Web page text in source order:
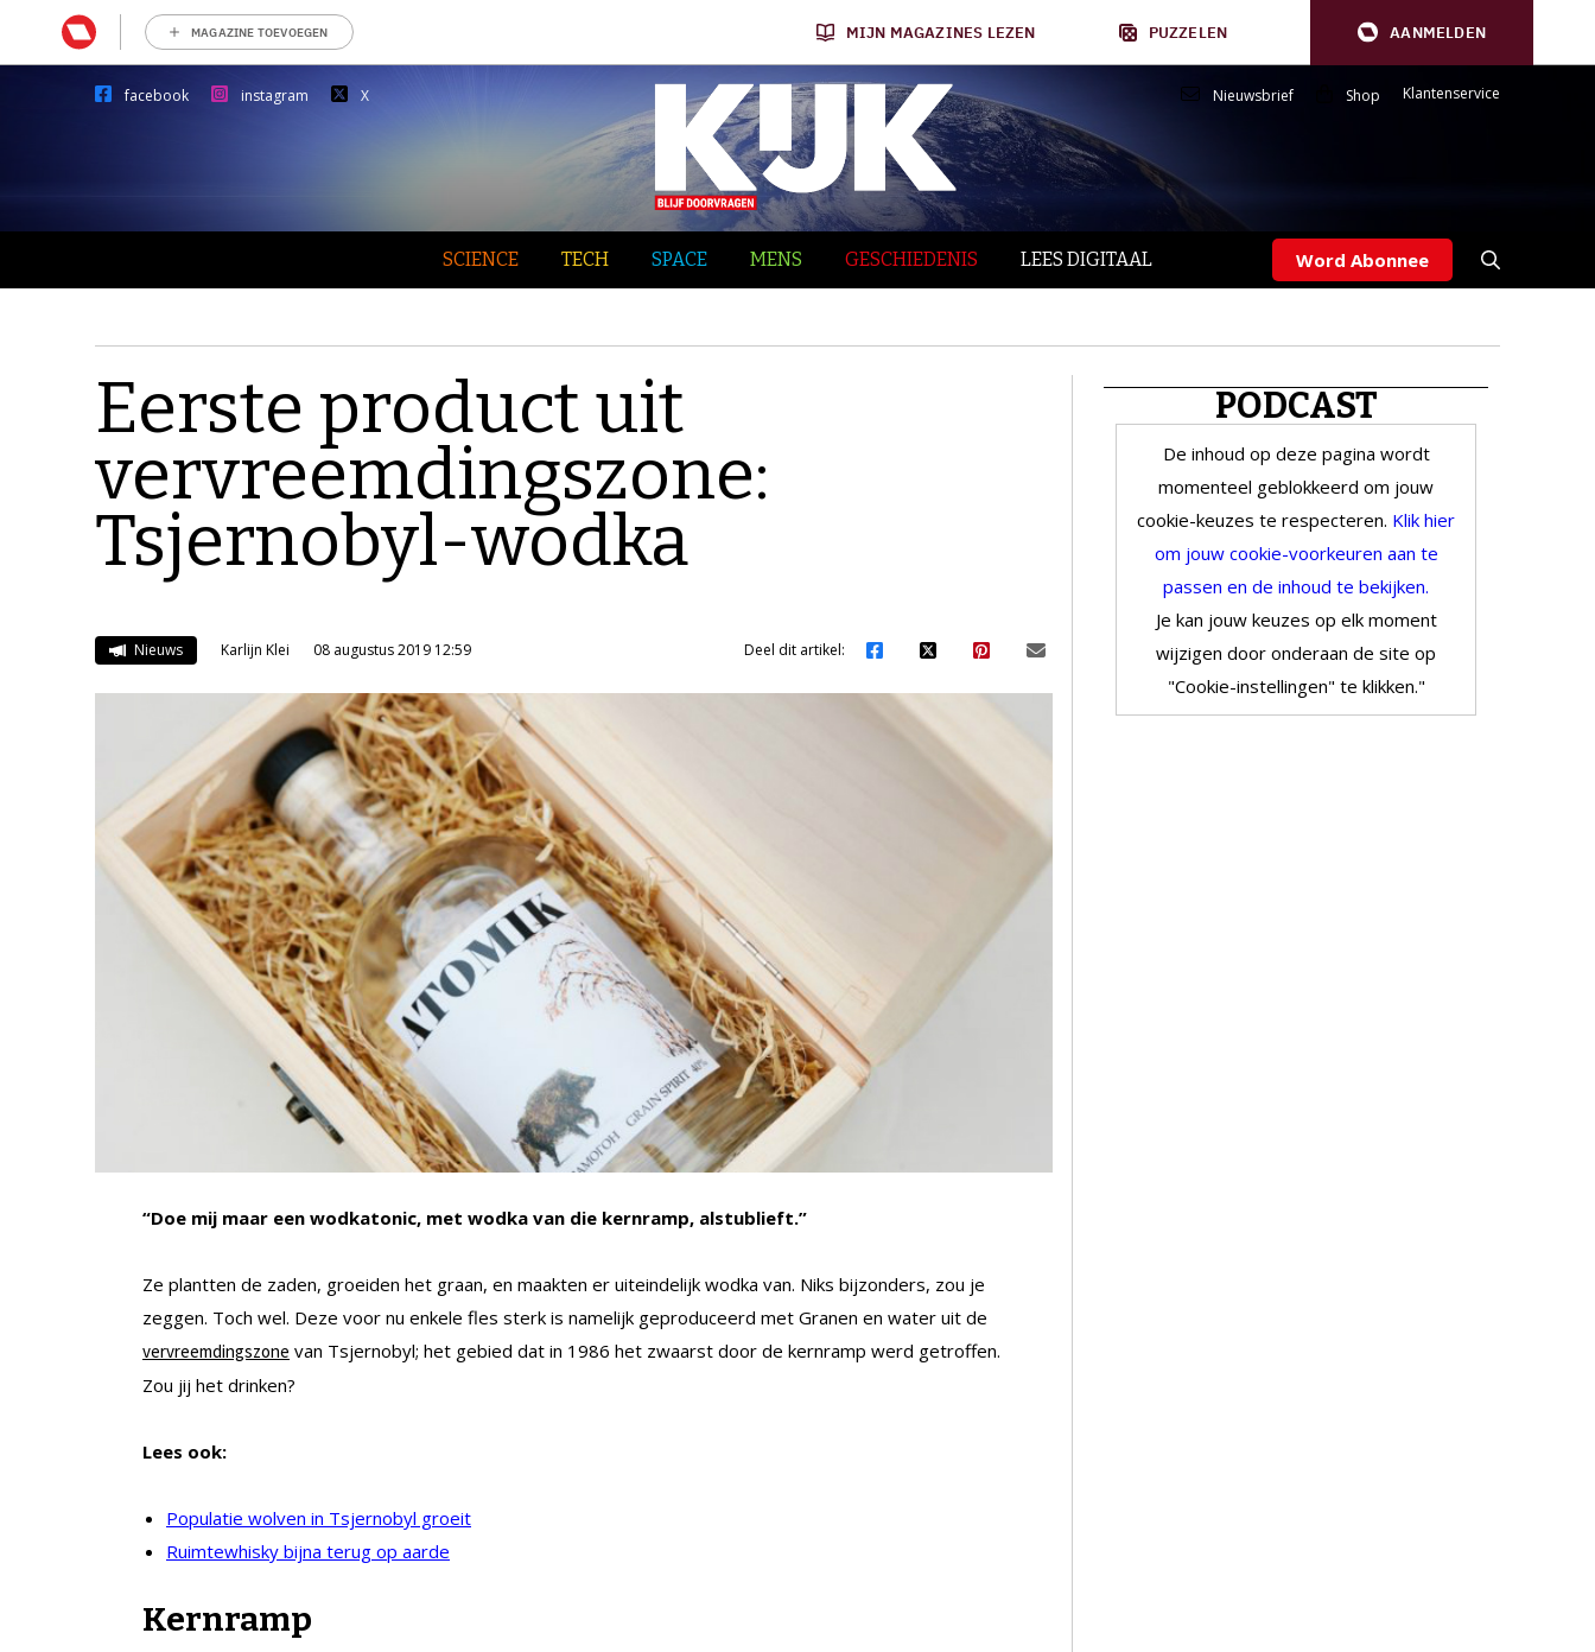
MAGAZINE TOEVOEGEN MIJN MAGAZINES LEZEN PUZZELEN AANMELDEN
facebook instagram X Nieuwsbrief Shop Klantenservice
SCIENCE TECH SPACE MENS GESCHIEDENIS LEES DIGITAAL Word Abonnee
Eerste product uit
vervreemdingszone:
Tsjernobyl-wodka
Nieuws Karlijn Klei 08 augustus 2019 12:59 Deel dit artikel:
“Doe mij maar een wodkatonic, met wodka van die kernramp, alstublieft.”
Ze plantten de zaden, groeiden het graan, en maakten er uiteindelijk wodka van. Niks bijzonders, zou je
zeggen. Toch wel. Deze voor nu enkele fles sterk is namelijk geproduceerd met Granen en water uit de
vervreemdingszone van Tsjernobyl; het gebied dat in 1986 het zwaarst door de kernramp werd getroffen.
Zou jij het drinken?
Lees ook:
Populatie wolven in Tsjernobyl groeit
Ruimtewhisky bijna terug op aarde
Kernramp
PODCAST
De inhoud op deze pagina wordt
momenteel geblokkeerd om jouw
cookie-keuzes te respecteren. Klik hier
om jouw cookie-voorkeuren aan te
passen en de inhoud te bekijken.
Je kan jouw keuzes op elk moment
wijzigen door onderaan de site op
"Cookie-instellingen" te klikken."